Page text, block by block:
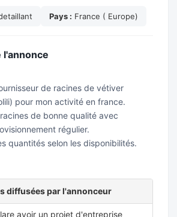
Pays : France ( Europe)
l'annonce
de racines de vétiver
pour mon activité en france.
de bonne qualité avec
régulier.
quantités selon les disponibilités.
diffusées par l'annonceur
avoir un projet d'entreprise